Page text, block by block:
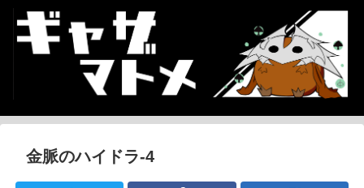
金脈のハイドラ-4